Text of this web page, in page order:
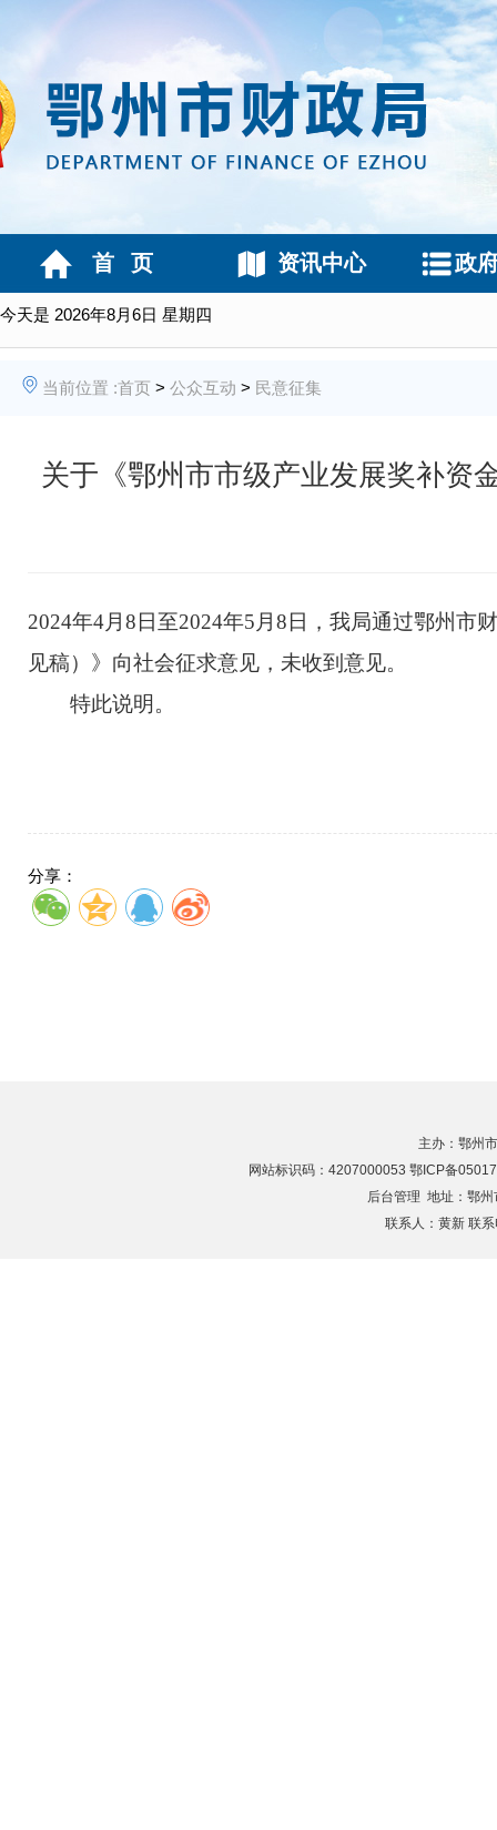
今天是 2026年8月6日 星期四
首 页 资讯中心 政
当前位置 :首页 > 公众互动 > 民意征集
关于《鄂州市市级产业发展奖补资
2024年4月8日至2024年5 月8 日，我局通过鄂州市
见稿）》 向社会征求意见，未收到意见。
特此说明。
分享：
主办：鄂州
网站标识码：4207000053 鄂ICP备
后台管理 地址：鄂
联系人：黄新 联